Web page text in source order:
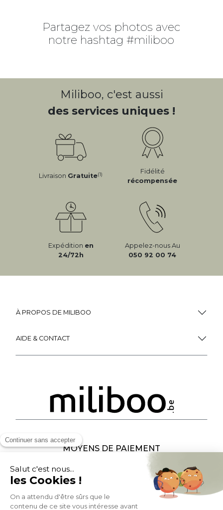
Partagez vos photos avec
notre hashtag #miliboo
Miliboo, c'est aussi
des services uniques !
Livraison Gratuite(1)
Fidélité
récompensée
Expédition en
24/72h
Appelez-nous Au
050 92 00 74
À PROPOS DE MILIBOO
AIDE & CONTACT
MOYENS DE PAIEMENT
SOCIAL NETWORK